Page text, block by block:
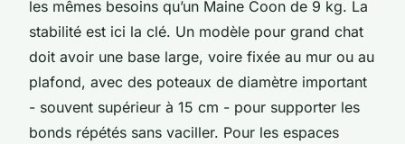
les mêmes besoins qu’un Maine Coon de 9 kg. La
stabilité est ici la clé. Un modèle pour grand chat
doit avoir une base large, voire fixée au mur ou au
plafond, avec des poteaux de diamètre important
- souvent supérieur à 15 cm - pour supporter les
bonds répétés sans vaciller. Pour les espaces